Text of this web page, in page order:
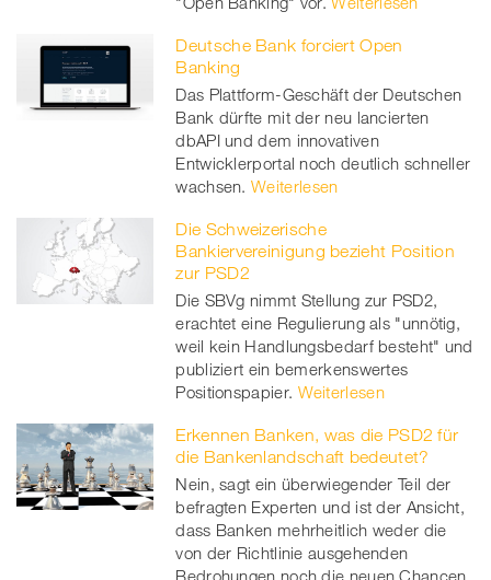
Deutsche Bank forciert Open
Banking
Das Plattform-Geschäft der Deutschen
Bank dürfte mit der neu lancierten
dbAPI und dem innovativen
Entwicklerportal noch deutlich schneller
wachsen. Weiterlesen
Die Schweizerische
Bankiervereinigung bezieht Position
zur PSD2
Die SBVg nimmt Stellung zur PSD2,
erachtet eine Regulierung als "unnötig,
weil kein Handlungsbedarf besteht" und
publiziert ein bemerkenswertes
Positionspapier. Weiterlesen
Erkennen Banken, was die PSD2 für
die Bankenlandschaft bedeutet?
Nein, sagt ein überwiegender Teil der
befragten Experten und ist der Ansicht,
dass Banken mehrheitlich weder die
von der Richtlinie ausgehenden